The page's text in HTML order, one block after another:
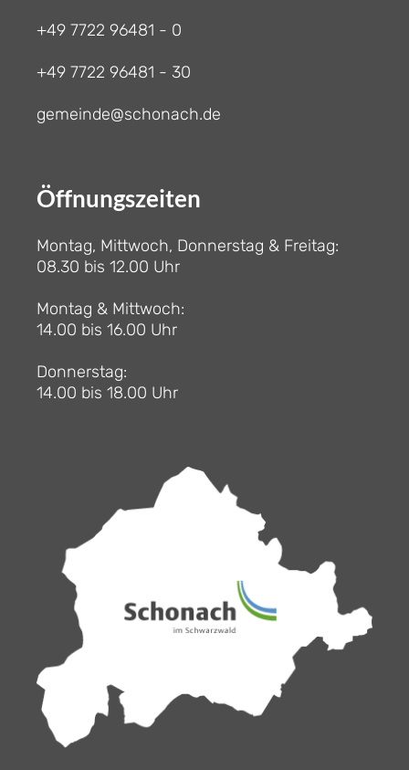
+49 7722 96481 - 0
+49 7722 96481 - 30
gemeinde@schonach.de
Öffnungszeiten
Montag, Mittwoch, Donnerstag & Freitag:
08.30 bis 12.00 Uhr
Montag & Mittwoch:
14.00 bis 16.00 Uhr
Donnerstag:
14.00 bis 18.00 Uhr